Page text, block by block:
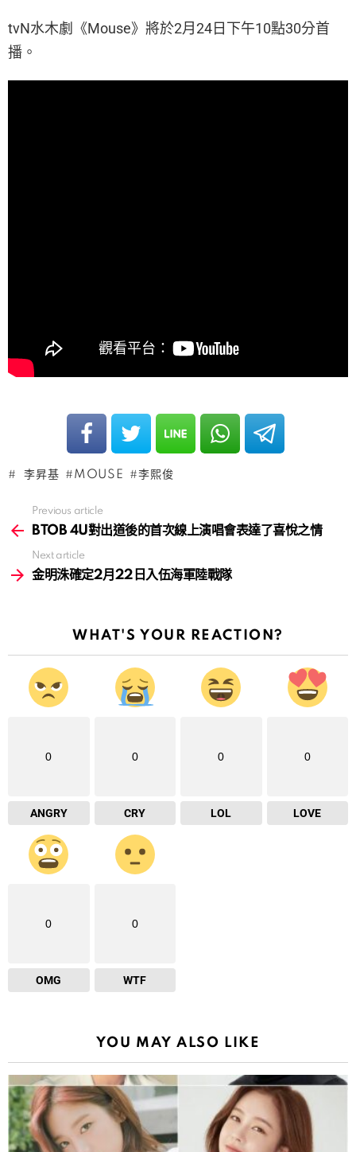
tvN水木劇《Mouse》將於2月24日下午10點30分首
播。
李昇基 MOUSE 李熙俊
more
Previous article
BTOB 4U對出道後的首次線上演唱會表達了喜悅之情
Next article
金明洙確定2月22日入伍海軍陸戰隊
WHAT'S YOUR REACTION?
0
ANGRY
0
CRY
0
LOL
0
LOVE
0
OMG
0
WTF
YOU MAY ALSO LIKE